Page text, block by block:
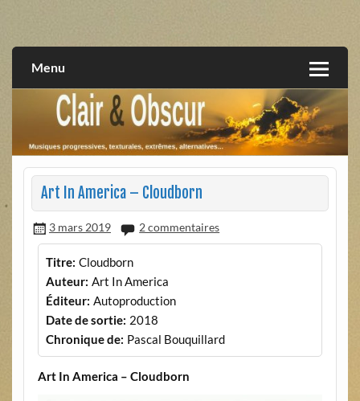
extrêmes, alternatives, texturales
Menu
Art In America – Cloudborn
3 mars 2019 2 commentaires
Titre: Cloudborn
Auteur: Art In America
Éditeur: Autoproduction
Date de sortie: 2018
Chronique de: Pascal Bouquillard
Art In America – Cloudborn